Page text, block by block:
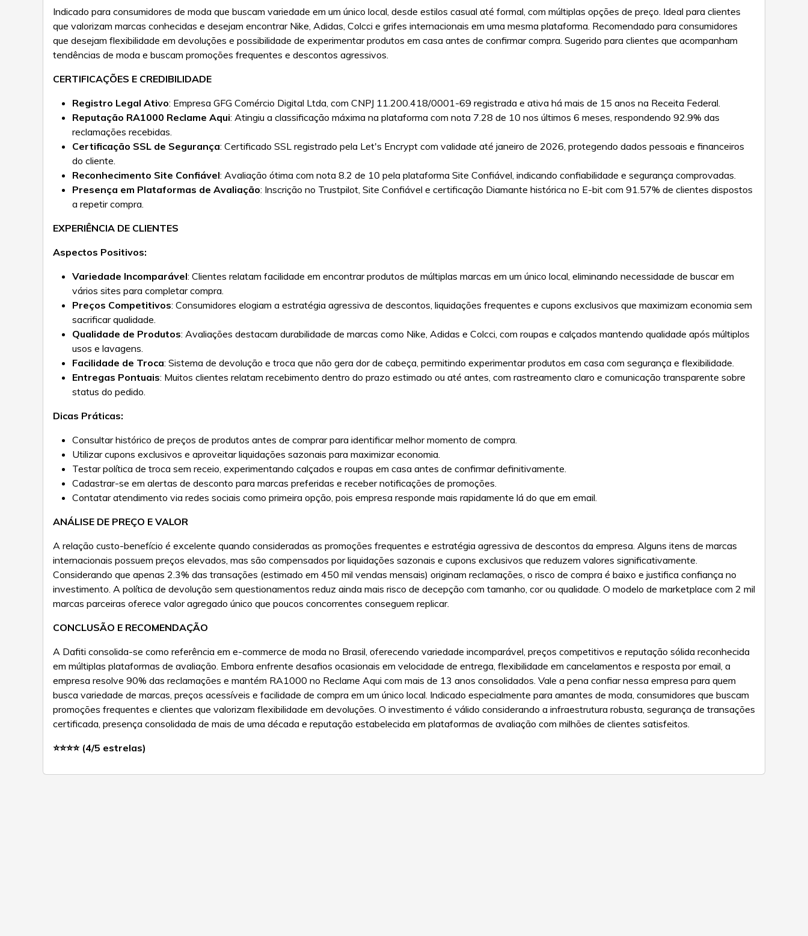
Indicado para consumidores de moda que buscam variedade em um único local, desde estilos casual até formal, com múltiplas opções de preço. Ideal para clientes
que valorizam marcas conhecidas e desejam encontrar Nike, Adidas, Colcci e grifes internacionais em uma mesma plataforma. Recomendado para consumidores
que desejam flexibilidade em devoluções e possibilidade de experimentar produtos em casa antes de confirmar compra. Sugerido para clientes que acompanham
tendências de moda e buscam promoções frequentes e descontos agressivos.
CERTIFICAÇÕES E CREDIBILIDADE
Registro Legal Ativo: Empresa GFG Comércio Digital Ltda, com CNPJ 11.200.418/0001-69 registrada e ativa há mais de 15 anos na Receita Federal.
Reputação RA1000 Reclame Aqui: Atingiu a classificação máxima na plataforma com nota 7.28 de 10 nos últimos 6 meses, respondendo 92.9% das
reclamações recebidas.
Certificação SSL de Segurança: Certificado SSL registrado pela Let's Encrypt com validade até janeiro de 2026, protegendo dados pessoais e financeiros
do cliente.
Reconhecimento Site Confiável: Avaliação ótima com nota 8.2 de 10 pela plataforma Site Confiável, indicando confiabilidade e segurança comprovadas.
Presença em Plataformas de Avaliação: Inscrição no Trustpilot, Site Confiável e certificação Diamante histórica no E-bit com 91.57% de clientes dispostos
a repetir compra.
EXPERIÊNCIA DE CLIENTES
Aspectos Positivos:
Variedade Incomparável: Clientes relatam facilidade em encontrar produtos de múltiplas marcas em um único local, eliminando necessidade de buscar em
vários sites para completar compra.
Preços Competitivos: Consumidores elogiam a estratégia agressiva de descontos, liquidações frequentes e cupons exclusivos que maximizam economia sem
sacrificar qualidade.
Qualidade de Produtos: Avaliações destacam durabilidade de marcas como Nike, Adidas e Colcci, com roupas e calçados mantendo qualidade após múltiplos
usos e lavagens.
Facilidade de Troca: Sistema de devolução e troca que não gera dor de cabeça, permitindo experimentar produtos em casa com segurança e flexibilidade.
Entregas Pontuais: Muitos clientes relatam recebimento dentro do prazo estimado ou até antes, com rastreamento claro e comunicação transparente sobre
status do pedido.
Dicas Práticas:
Consultar histórico de preços de produtos antes de comprar para identificar melhor momento de compra.
Utilizar cupons exclusivos e aproveitar liquidações sazonais para maximizar economia.
Testar política de troca sem receio, experimentando calçados e roupas em casa antes de confirmar definitivamente.
Cadastrar-se em alertas de desconto para marcas preferidas e receber notificações de promoções.
Contatar atendimento via redes sociais como primeira opção, pois empresa responde mais rapidamente lá do que em email.
ANÁLISE DE PREÇO E VALOR
A relação custo-benefício é excelente quando consideradas as promoções frequentes e estratégia agressiva de descontos da empresa. Alguns itens de marcas
internacionais possuem preços elevados, mas são compensados por liquidações sazonais e cupons exclusivos que reduzem valores significativamente.
Considerando que apenas 2.3% das transações (estimado em 450 mil vendas mensais) originam reclamações, o risco de compra é baixo e justifica confiança no
investimento. A política de devolução sem questionamentos reduz ainda mais risco de decepção com tamanho, cor ou qualidade. O modelo de marketplace com 2 mil
marcas parceiras oferece valor agregado único que poucos concorrentes conseguem replicar.
CONCLUSÃO E RECOMENDAÇÃO
A Dafiti consolida-se como referência em e-commerce de moda no Brasil, oferecendo variedade incomparável, preços competitivos e reputação sólida reconhecida
em múltiplas plataformas de avaliação. Embora enfrente desafios ocasionais em velocidade de entrega, flexibilidade em cancelamentos e resposta por email, a
empresa resolve 90% das reclamações e mantém RA1000 no Reclame Aqui com mais de 13 anos consolidados. Vale a pena confiar nessa empresa para quem
busca variedade de marcas, preços acessíveis e facilidade de compra em um único local. Indicado especialmente para amantes de moda, consumidores que buscam
promoções frequentes e clientes que valorizam flexibilidade em devoluções. O investimento é válido considerando a infraestrutura robusta, segurança de transações
certificada, presença consolidada de mais de uma década e reputação estabelecida em plataformas de avaliação com milhões de clientes satisfeitos.
⭐⭐⭐⭐ (4/5 estrelas)